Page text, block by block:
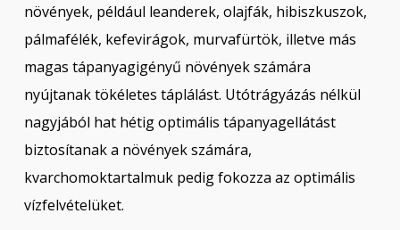
növények, például leanderek, olajfák, hibiszkuszok,
pálmafélék, kefevirágok, murvafürtök, illetve más
magas tápanyagigényű növények számára
nyújtanak tökéletes táplálást. Utótrágyázás nélkül
nagyjából hat hétig optimális tápanyagellátást
biztosítanak a növények számára,
kvarchomoktartalmuk pedig fokozza az optimális
vízfelvételüket.